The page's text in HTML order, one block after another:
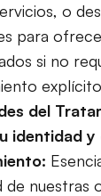
o
para
si no
del
identidad
de nuestras